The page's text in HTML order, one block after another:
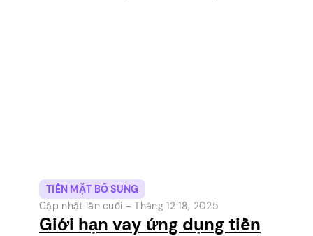
TIỀN MẶT BỔ SUNG
Cập nhật lần cuối -Tháng 12 18, 2025
Giới hạn vay ứng dụng tiền